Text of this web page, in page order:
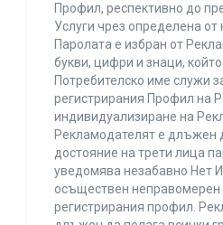
Профил, респективно до
Услуги чрез определена от
Паролата е избран от
букви, цифри и знаци,
Потребителско име служи
регистрирания Профил на
индивидуализиране на
Рекламодателят е длъжен
достояние на трети лица
уведомява незабавно Нет
осъществен неправомерен
регистрирания профил.